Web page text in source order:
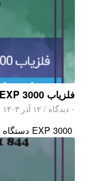
فلزیاب OKM EXP 3000
۰ دیدگاه / ۱۲ آذر ۱۴۰۳